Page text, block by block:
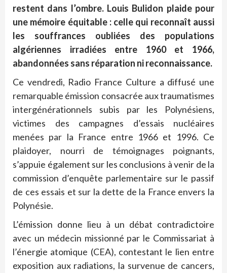
restent dans l’ombre. Louis Bulidon plaide pour
une mémoire équitable : celle qui reconnaît aussi
les souffrances oubliées des populations
algériennes irradiées entre 1960 et 1966,
abandonnées sans réparation ni reconnaissance.
Ce vendredi, Radio France Culture a diffusé une
remarquable émission consacrée aux traumatismes
intergénérationnels subis par les Polynésiens,
victimes des campagnes d’essais nucléaires
menées par la France entre 1966 et 1996. Ce
plaidoyer, nourri de témoignages poignants,
s’appuie également sur les conclusions à venir de la
commission d’enquête parlementaire sur le passif
de ces essais et sur la dette de la France envers la
Polynésie.
L’émission donne lieu à un débat contradictoire
avec un médecin missionné par le Commissariat à
l’énergie atomique (CEA), contestant le lien entre
exposition aux radiations, la survenue de cancers,